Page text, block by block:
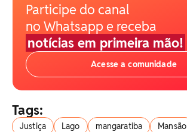
Participe do canal
no Whatsapp e receba
notícias em primeira mão!
Acesse a comunidade
Tags:
Justiça Lago mangaratiba Mansão